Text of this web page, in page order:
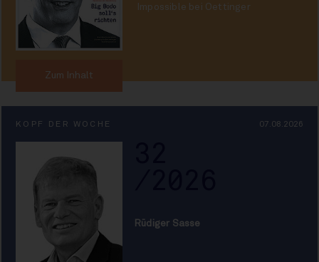
Impossible bei Oettinger
Zum Inhalt
KOPF DER WOCHE 07.08.2026
Rüdiger Sasse